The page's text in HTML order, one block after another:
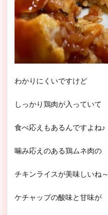
わかりにくいですけど
しっかり鶏肉が入っていて
食べ応えもあるんですよね♪
噛み応えのある鶏ムネ肉の
チキンライスが美味しいね～
ケチャップの酸味と甘味が